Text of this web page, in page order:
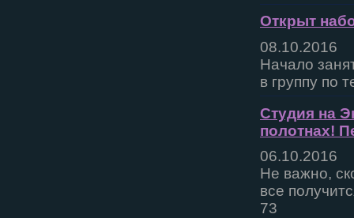
Открыт
08.10.2016
Начало
в группу по
Студия на
полотнах!
06.10.2016
Не важно,
все
73